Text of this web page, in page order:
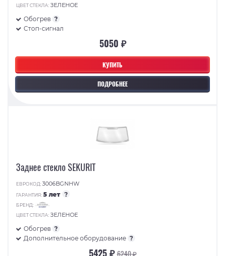
КУПИТЬ
ПОДРОБНЕЕ
ЦВЕТ СТЕКЛА:ЗЕЛЕНОЕ
Обогрев ?
Стоп-сигнал
5050 ₽
Заднее стекло SEKURIT
ЕВРОКОД:3006BGNHW
ГАРАНТИЯ:5 лет ?
БРЕНД:
ЦВЕТ СТЕКЛА:ЗЕЛЕНОЕ
Обогрев ?
Дополнительное оборудование ?
5425 ₽6240 ₽